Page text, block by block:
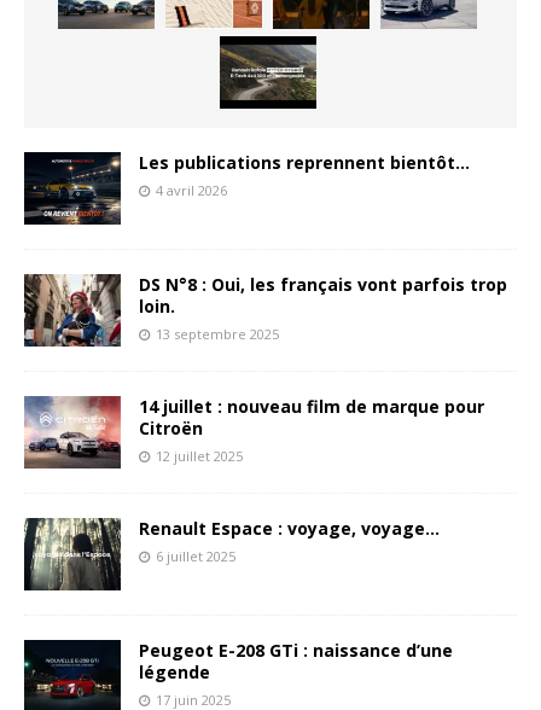
Les publications reprennent bientôt…
4 avril 2026
DS N°8 : Oui, les français vont parfois trop
loin.
13 septembre 2025
14 juillet : nouveau film de marque pour
Citroën
12 juillet 2025
Renault Espace : voyage, voyage…
6 juillet 2025
Peugeot E-208 GTi : naissance d’une
légende
17 juin 2025